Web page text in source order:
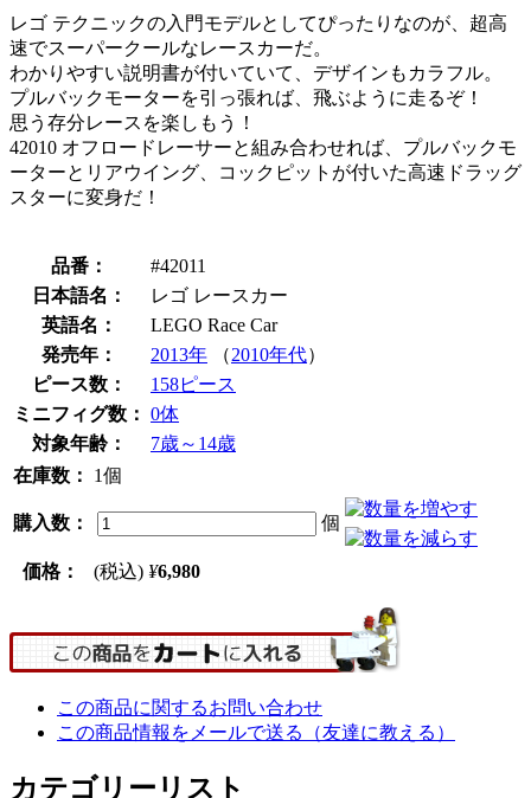
レゴ テクニックの入門モデルとしてぴったりなのが、超高
速でスーパークールなレースカーだ。
わかりやすい説明書が付いていて、デザインもカラフル。
プルバックモーターを引っ張れば、飛ぶように走るぞ！
思う存分レースを楽しもう！
42010 オフロードレーサーと組み合わせれば、プルバックモ
ーターとリアウイング、コックピットが付いた高速ドラッグ
スターに変身だ！
品番：
#42011
日本語名：
レゴ レースカー
英語名：
LEGO Race Car
発売年：
2013年 （2010年代）
ピース数：
158ピース
ミニフィグ数： 0体
対象年齢：
7歳～14歳
在庫数：
1個
購入数： 個
価格： (税込) ¥6,980
この商品に関するお問い合わせ
この商品情報をメールで送る（友達に教える）
カテゴリーリスト